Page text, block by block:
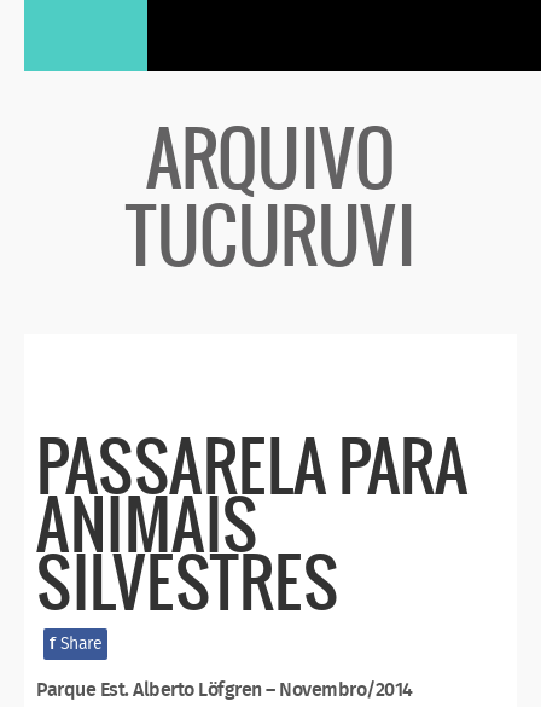
ARQUIVO
TUCURUVI
PASSARELA PARA
ANIMAIS
SILVESTRES
f Share
Parque Est. Alberto Löfgren – Novembro/2014